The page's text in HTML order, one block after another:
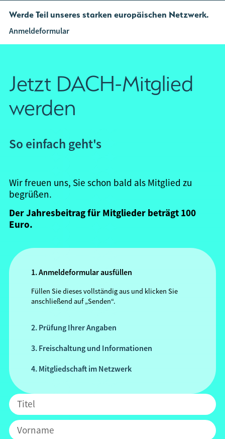
Werde Teil unseres starken europäischen Netzwerk.
Anmeldeformular
Jetzt DACH-Mitglied
werden
So einfach geht's
Wir freuen uns, Sie schon bald als Mitglied zu
begrüßen.
Der Jahresbeitrag für Mitglieder beträgt 100
Euro.
1. Anmeldeformular ausfüllen
Füllen Sie dieses vollständig aus und klicken Sie
anschließend auf „Senden“.
2. Prüfung Ihrer Angaben
3. Freischaltung und Informationen
4. Mitgliedschaft im Netzwerk